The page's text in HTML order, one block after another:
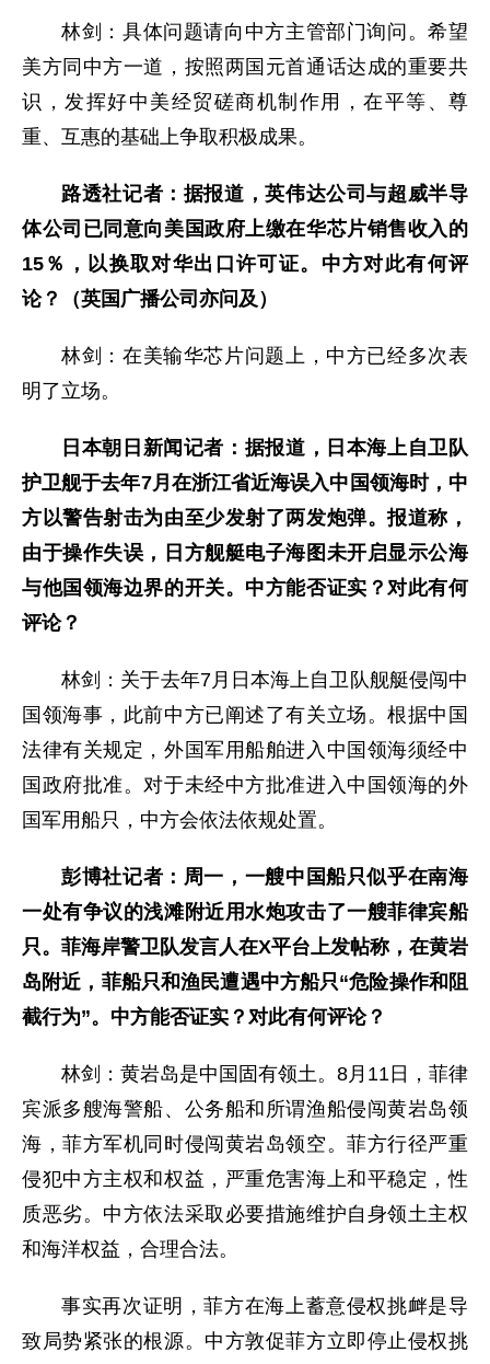
林剑：具体问题请向中方主管部门询问。希望
美方同中方一道，按照两国元首通话达成的重要共
识，发挥好中美经贸磋商机制作用，在平等、尊
重、互惠的基础上争取积极成果。
路透社记者：据报道，英伟达公司与超威半导
体公司已同意向美国政府上缴在华芯片销售收入的
15％，以换取对华出口许可证。中方对此有何评
论？（英国广播公司亦问及）
林剑：在美输华芯片问题上，中方已经多次表
明了立场。
日本朝日新闻记者：据报道，日本海上自卫队
护卫舰于去年7月在浙江省近海误入中国领海时，中
方以警告射击为由至少发射了两发炮弹。报道称，
由于操作失误，日方舰艇电子海图未开启显示公海
与他国领海边界的开关。中方能否证实？对此有何
评论？
林剑：关于去年7月日本海上自卫队舰艇侵闯中
国领海事，此前中方已阐述了有关立场。根据中国
法律有关规定，外国军用船舶进入中国领海须经中
国政府批准。对于未经中方批准进入中国领海的外
国军用船只，中方会依法依规处置。
彭博社记者：周一，一艘中国船只似乎在南海
一处有争议的浅滩附近用水炮攻击了一艘菲律宾船
只。菲海岸警卫队发言人在X平台上发帖称，在黄岩
岛附近，菲船只和渔民遭遇中方船只“危险操作和阻
截行为”。中方能否证实？对此有何评论？
林剑：黄岩岛是中国固有领土。8月11日，菲律
宾派多艘海警船、公务船和所谓渔船侵闯黄岩岛领
海，菲方军机同时侵闯黄岩岛领空。菲方行径严重
侵犯中方主权和权益，严重危害海上和平稳定，性
质恶劣。中方依法采取必要措施维护自身领土主权
和海洋权益，合理合法。
事实再次证明，菲方在海上蓄意侵权挑衅是导
致局势紧张的根源。中方敦促菲方立即停止侵权挑